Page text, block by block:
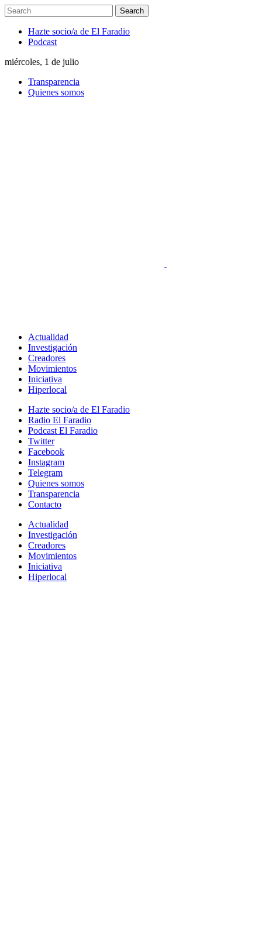
Hazte socio/a de El Faradio
Podcast
miércoles, 1 de julio
Transparencia
Quienes somos
Actualidad
Investigación
Creadores
Movimientos
Iniciativa
Hiperlocal
Hazte socio/a de El Faradio
Radio El Faradio
Podcast El Faradio
Twitter
Facebook
Instagram
Telegram
Quienes somos
Transparencia
Contacto
Actualidad
Investigación
Creadores
Movimientos
Iniciativa
Hiperlocal